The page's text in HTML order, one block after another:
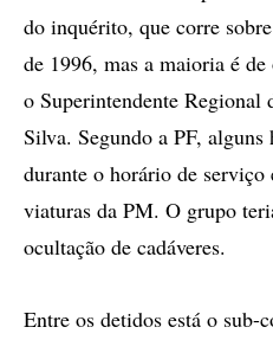
do inquérito, que corre
de 1996, mas a maioria é
o Superintendente
Silva. Segundo a PF,
durante o horário de
viaturas da PM. O grupo
ocultação de cadáveres.
Entre os detidos está o sub-